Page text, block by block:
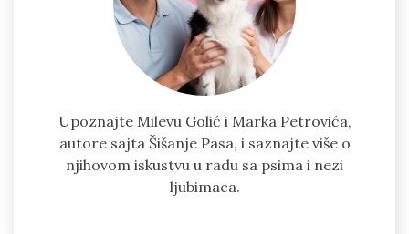
Upoznajte Milevu Golić i Marka Petrovića,
autore sajta Šišanje Pasa, i saznajte više o
njihovom iskustvu u radu sa psima i nezi
ljubimaca.